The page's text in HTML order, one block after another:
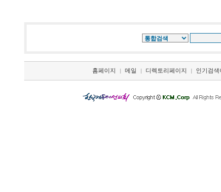
홈페이지 | 메일 | 디렉토리페이지 | 인기검색